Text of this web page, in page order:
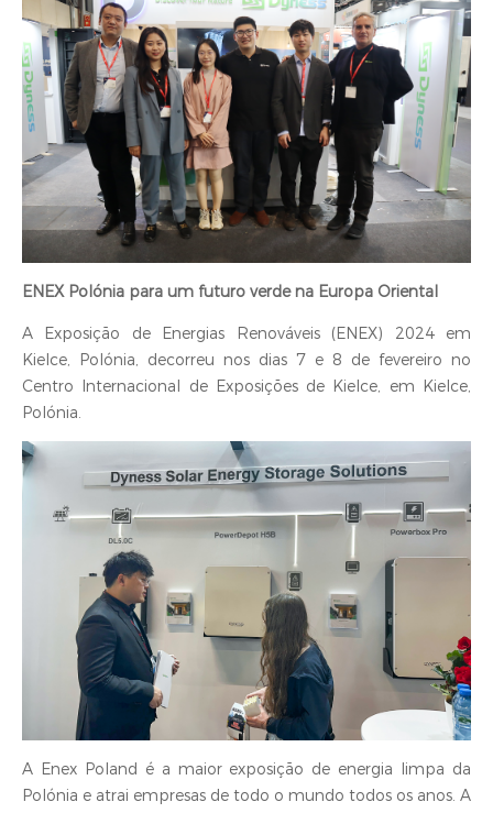
‍ENEX Polónia para um futuro verde na Europa Oriental
A Exposição de Energias Renováveis (ENEX) 2024 em
Kielce, Polónia, decorreu nos dias 7 e 8 de fevereiro no
Centro Internacional de Exposições de Kielce, em Kielce,
Polónia.
A Enex Poland é a maior exposição de energia limpa da
Polónia e atrai empresas de todo o mundo todos os anos. A